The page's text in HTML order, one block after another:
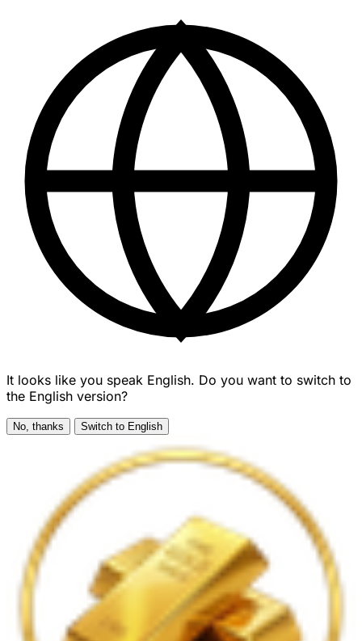
It looks like you speak English. Do you want to switch to
the English version?
No, thanks Switch to English